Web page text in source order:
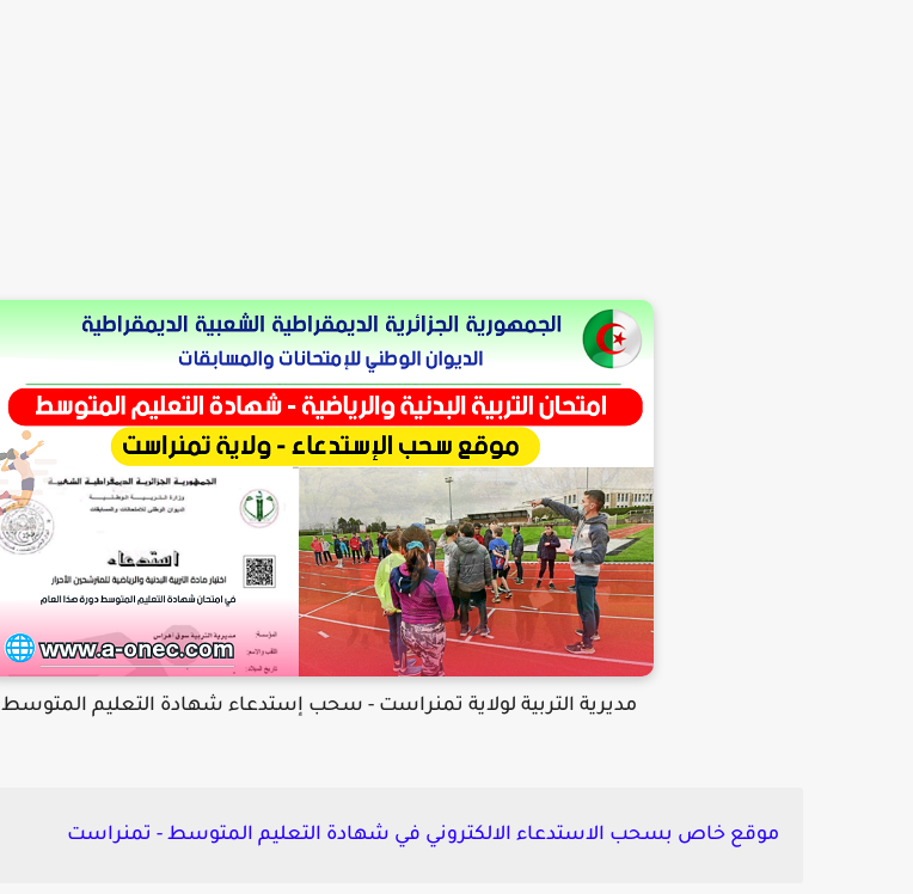
مديرية التربية لولاية تمنراست - سحب إستدعاء شهادة التعليم المتوسط
موقع خاص بسحب الاستدعاء الالكتروني في شهادة التعليم المتوسط - تمنراست